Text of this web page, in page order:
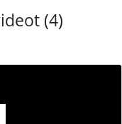
(4)